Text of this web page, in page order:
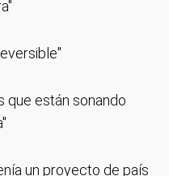
que están sonando
un proyecto de país